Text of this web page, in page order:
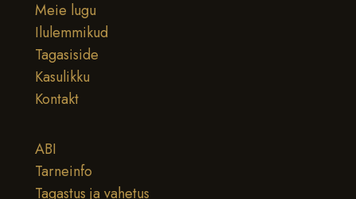
Meie lugu
Ilulemmikud
Tagasiside
Kasulikku
Kontakt
ABI
Tarneinfo
Tagastus ja vahetus